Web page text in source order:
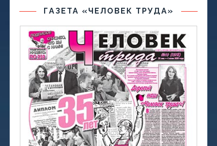
ГАЗЕТА «ЧЕЛОВЕК ТРУДА»